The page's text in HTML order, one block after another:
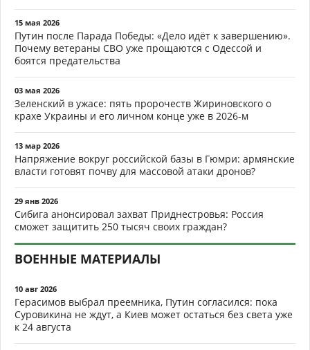
15 мая 2026
Путин после Парада Победы: «Дело идёт к завершению».
Почему ветераны СВО уже прощаются с Одессой и
боятся предательства
03 мая 2026
Зеленский в ужасе: пять пророчеств Жириновского о
крахе Украины и его личном конце уже в 2026-м
13 мар 2026
Напряжение вокруг российской базы в Гюмри: армянские
власти готовят почву для массовой атаки дронов?
29 янв 2026
Сибига анонсировал захват Приднестровья: Россия
сможет защитить 250 тысяч своих граждан?
ВОЕННЫЕ МАТЕРИАЛЫ
10 авг 2026
Герасимов выбрал преемника, Путин согласился: пока
Суровикина не ждут, а Киев может остаться без света уже
к 24 августа